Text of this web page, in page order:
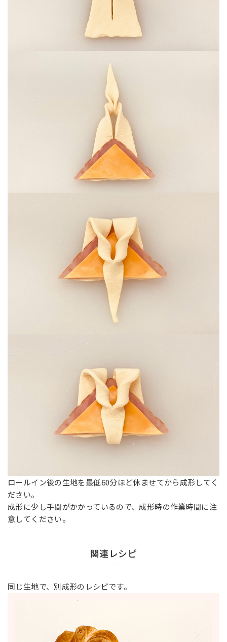
ロールイン後の生地を最低60分ほど休ませてから成形してく
ださい。
成形に少し手間がかかっているので、成形時の作業時間に注
意してください。
関連レシピ
同じ生地で、別成形のレシピです。